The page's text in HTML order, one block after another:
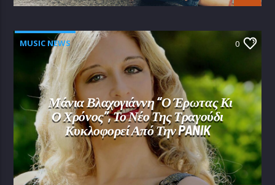
MUSIC NEWS 0
Μάνια Βλαχογιάννη “Ο Έρωτας Κι
Ο Χρόνος”, Το Νέο Της Τραγούδι
Κυκλοφορεί Από Την PANIK